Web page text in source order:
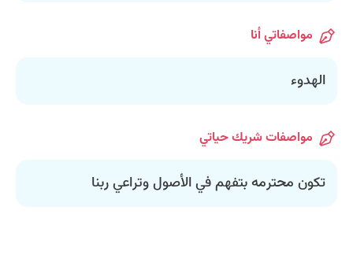
مواصفاتي أنا
الهدوء
مواصفات شريك حياتي
تكون محترمه بتفهم في الأصول وتراعي ربنا